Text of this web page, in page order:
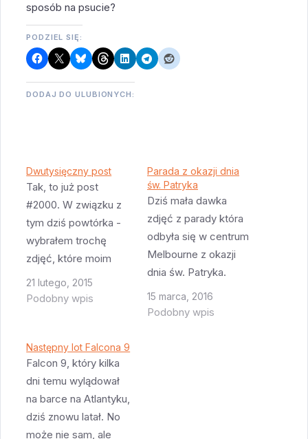
sposób na psucie?
PODZIEL SIĘ:
DODAJ DO ULUBIONYCH:
Dwutysięczny post
Tak, to już post
#2000. W związku z
tym dziś powtórka -
wybrałem trochę
zdjęć, które moim
zdaniem mi się w
ciągu czterech lat
poprawiłem je jeszcze
raz korzystając z
Adobe Lightroom i
wygenerowałem
nowe wersje. Stali
21 lutego, 2015
Podobny wpis
Parada z okazji dnia
św. Patryka
Dziś mała dawka
zdjęć z parady która
odbyła się w centrum
Melbourne z okazji
dnia św. Patryka.
Troszkę
przedwcześnie jako
15 marca, 2016
Podobny wpis
Następny lot Falcona 9
Falcon 9, który kilka
dni temu wylądował
na barce na Atlantyku,
dziś znowu latał. No
może nie sam, ale